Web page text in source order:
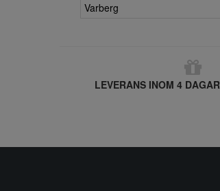
Varberg
LEVERANS INOM 4